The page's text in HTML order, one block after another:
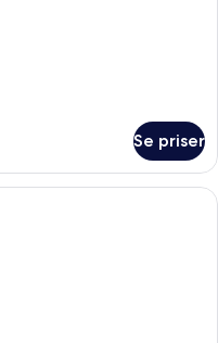
Se priser
udendørs terrasse med et bord